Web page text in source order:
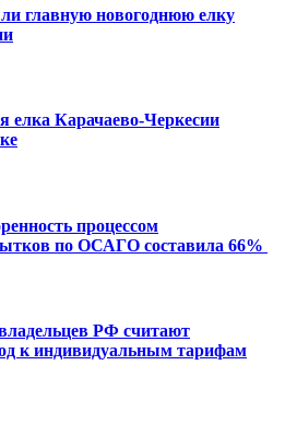
главную новогоднюю елку
елка Карачаево-Черкесии
процессом
по ОСАГО составила 66%
РФ считают
к индивидуальным тарифам